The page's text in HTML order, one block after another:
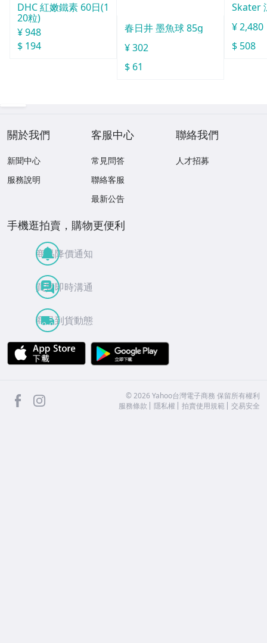
DHC 紅嫩鐵素 60日(1
20粒)
¥ 948
$ 194
春日井 墨魚球 85g
¥ 302
$ 61
Skater
¥ 2,480
$ 508
關於我們
新聞中心
服務說明
客服中心
常見問答
聯絡客服
最新公告
聯絡我們
人才招募
手機逛拍賣，購物更便利
商品降價通知
買賣即時溝通
商品到貨動態
APP Store
facebook ©2026 Yahoo台灣電子商務 保留所有權利
服務條款
隱私權 拍賣使用規範 交易安全